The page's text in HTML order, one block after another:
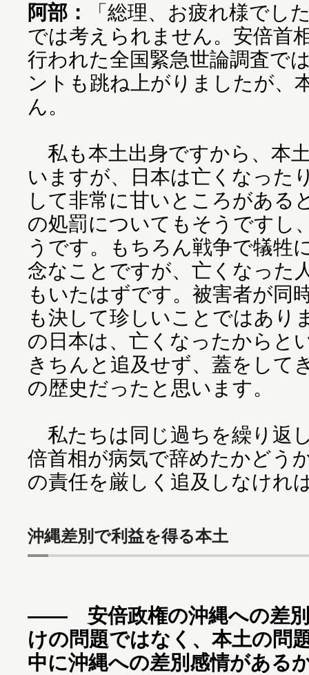
阿部：
「総理、お疲れ様でし
では考えられません。安倍首
行われた全国緊急世論調査で
ントも跳ね上がりましたが、
ん。
私も本土出身ですから、本
いますが、日本は亡くなった
して非常に甘いところがある
の処罰についてもそうですし
うです。もちろん戦争で犠牲
念なことですが、亡くなった
もいたはずです。被害者が同
も決して珍しいことではあり
の日本は、亡くなったからと
きちんと追及せず、蓋をして
の歴史だったと思います。
私たちは同じ過ちを繰り返
倍首相が病気で辞めたかどう
の責任を厳しく追及しなけれ
沖縄差別で利益を得る本土
―― 安倍政権の沖縄への差別
けの問題ではなく、本土の問
中に沖縄への差別感情がある